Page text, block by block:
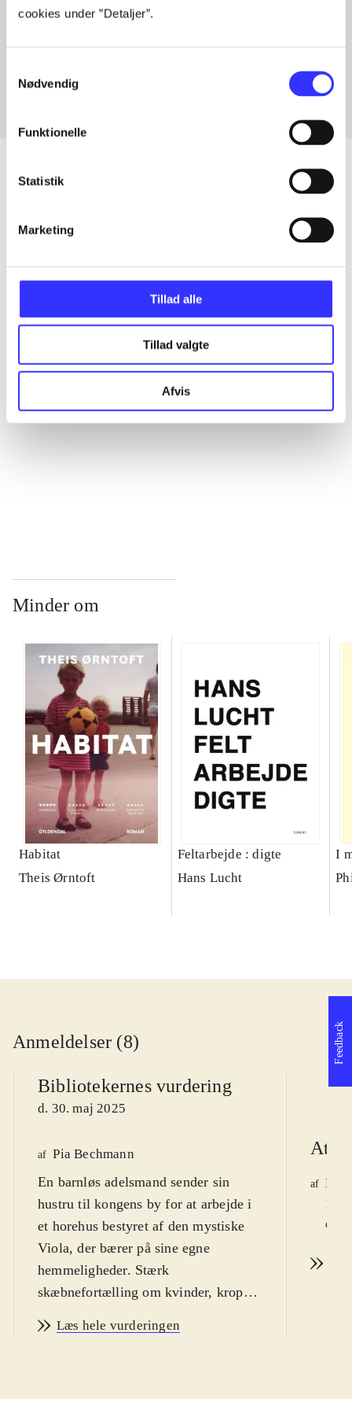
cookies under ”Detaljer”.
Nødvendig
Funktionelle
Statistik
Marketing
Tillad alle
Tillad valgte
Afvis
Alle registrerede artikler fordelt på udgivelser
...
Minder om
Habitat
Theis Ørntoft
Feltarbejde : digte
Hans Lucht
I
Anmeldelser (8)
Bibliotekernes vurdering
d. 30. maj 2025
af Pia Bechmann
En barnløs adelsmand sender sin
hustru til kongens by for at arbejde i
et horehus bestyret af den mystiske
Viola, der bærer på sine egne
hemmeligheder. Stærk
skæbnefortælling om kvinder, krop,
romanlæsere.
sender sin ufrugtbare hustru til
Læs hele vurderingen
af
d.
Feedback